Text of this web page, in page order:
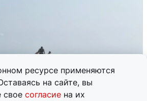
ресурсе применяются
на сайте, вы
свое согласие на их